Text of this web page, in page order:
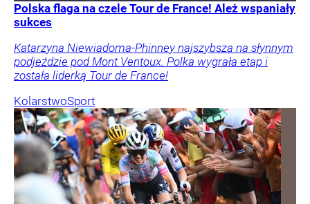
Polska flaga na czele Tour de France! Ależ wspaniały
sukces
Katarzyna Niewiadoma-Phinney najszybsza na słynnym
podjeździe pod Mont Ventoux. Polka wygrała etap i
została liderką Tour de France!
KolarstwoSport